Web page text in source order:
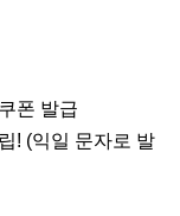
폰 발급
! (익일 문자로 발